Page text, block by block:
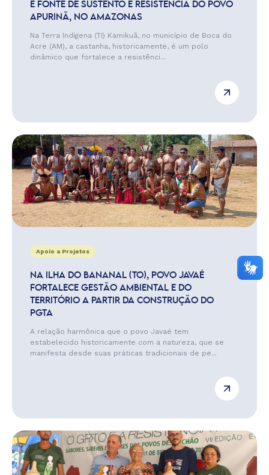
É FONTE DE SUSTENTO E RESISTÊNCIA DO POVO
APURINÃ, NO AMAZONAS
Na Terra Indígena (TI) Kamikuã, no município de Boca do
Acre (AM), a castanha, historicamente, é um polo
dinâmico que fortalece a resistênci...
Apoio a Projetos
NA ILHA DO BANANAL (TO), POVO JAVAÉ
FORTALECE GESTÃO AMBIENTAL E DO
TERRITÓRIO A PARTIR DA CONSTRUÇÃO DO
PGTA
A relação harmônica que o povo Javaé tem
estabelecido historicamente com a natureza, que se
manifesta desde suas práticas tradicionais de pe...